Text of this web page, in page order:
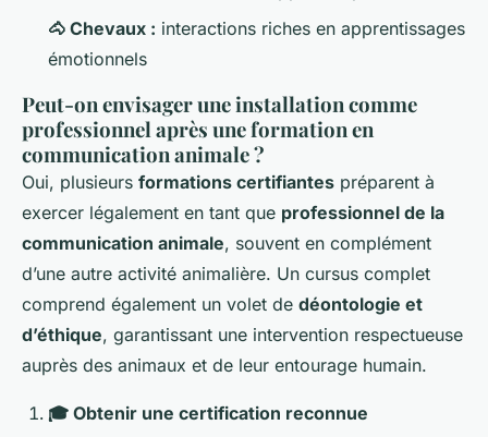
🐴 Chevaux : interactions riches en apprentissages
émotionnels
Peut-on envisager une installation comme
professionnel après une formation en
communication animale ?
Oui, plusieurs formations certifiantes préparent à
exercer légalement en tant que professionnel de la
communication animale, souvent en complément
d’une autre activité animalière. Un cursus complet
comprend également un volet de déontologie et
d’éthique, garantissant une intervention respectueuse
auprès des animaux et de leur entourage humain.
🎓 Obtenir une certification reconnue